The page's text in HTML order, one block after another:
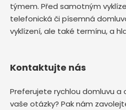
týmem. Před samotným
telefonická či písemná
vyklízení, ale také termínu, a
Kontaktujte nás
Preferujete rychlou domluvu
vaše otázky? Pak nám